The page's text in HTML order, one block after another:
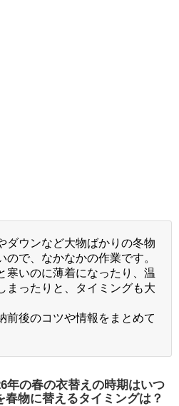
ダウンなど大物ばかりの冬物
ので、なかなかの作業です。
寒いのに薄着になったり、温
まったりと、タイミングも大
前後のコツや情報をまとめて
年の春の衣替えの時期はいつ
春物に替えるタイミングは？